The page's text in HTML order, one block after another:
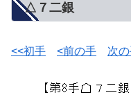
△７二銀
<<初手 <前の手 次